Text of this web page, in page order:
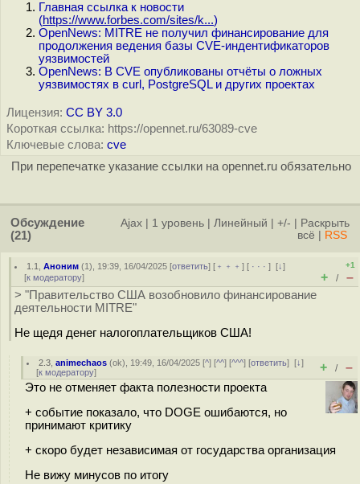
Главная ссылка к новости
(https://www.forbes.com/sites/k...)
OpenNews: MITRE не получил финансирование для
продолжения ведения базы CVE-индентификаторов
уязвимостей
OpenNews: В CVE опубликованы отчёты о ложных
уязвимостях в curl, PostgreSQL и других проектах
Лицензия: CC BY 3.0
Короткая ссылка: https://opennet.ru/63089-cve
Ключевые слова: cve
При перепечатке указание ссылки на opennet.ru обязательно
Обсуждение
(21)
Ajax 1 уровень Линейный +/-
Раскрыть
всё
RSS
1.1 ,Аноним (1), 19:39, 16/04/2025 [ответить] [ ﹢﹢﹢] [ · · ·][↓]
[к модератору]
+1
+ / –
> "Правительство США возобновило финансирование
деятельности MITRE"
Не щедя денег налогоплательщиков США!
2.3 ,animechaos (ok), 19:49, 16/04/2025 [^] [^^] [^^^] [ответить][↓]
[к модератору] + / –
Это не отменяет факта полезности проекта
+ событие показало, что DOGE ошибаются, но
принимают критику
+ скоро будет независимая от государства организация
Не вижу минусов по итогу